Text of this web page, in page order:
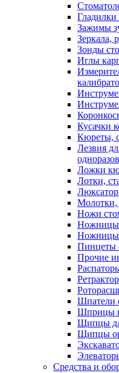
Гладилки
Зажимы
Зеркала,
Зонды
Иглы
Кусачки
Кюреты,
Лезвия
Ложки
Лотки,
Молотки,
Ножи
Ножницы
Ножницы
Пинцеты
Прочие
Шпатели
Шприцы
Щипцы
Щипцы
Средства и